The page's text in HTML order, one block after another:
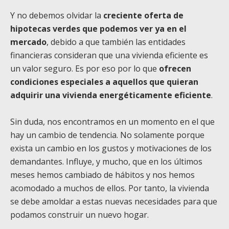
Y no debemos olvidar la creciente oferta de
hipotecas verdes que podemos ver ya en el
mercado, debido a que también las entidades
financieras consideran que una vivienda eficiente es
un valor seguro. Es por eso por lo que ofrecen
condiciones especiales a aquellos que quieran
adquirir una vivienda energéticamente eficiente.
Sin duda, nos encontramos en un momento en el que
hay un cambio de tendencia. No solamente porque
exista un cambio en los gustos y motivaciones de los
demandantes. Influye, y mucho, que en los últimos
meses hemos cambiado de hábitos y nos hemos
acomodado a muchos de ellos. Por tanto, la vivienda
se debe amoldar a estas nuevas necesidades para que
podamos construir un nuevo hogar.